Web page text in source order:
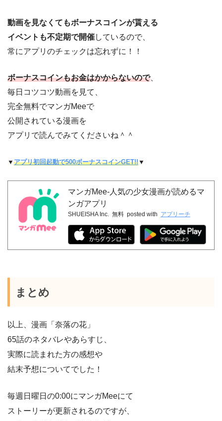
動画を見なくてもボーナスコインが貰える
イベントも不定期で開催しているので、
常にアプリのチェックは忘れずに！！
ボーナスコインもお金はかからないので、
毎日コツコツ動画を見て、
完全無料でマンガMeeで
公開されている漫画を
アプリで読んでみてくださいね＾＾
▼ アプリ初回起動で500ボーナスコインGET!!▼
マンガMee-人気の少女漫画が読めるマ
ンガアプリ
SHUEISHA Inc. 無料 posted with アプリーチ
まとめ
以上、漫画「奈落の花」
65話のネタバレやあらすじ、
実際に読まれた方の感想や
結末予想についてでした！
毎週日曜日の0:00にマンガMeeにて
ストーリーが更新されるのですが、